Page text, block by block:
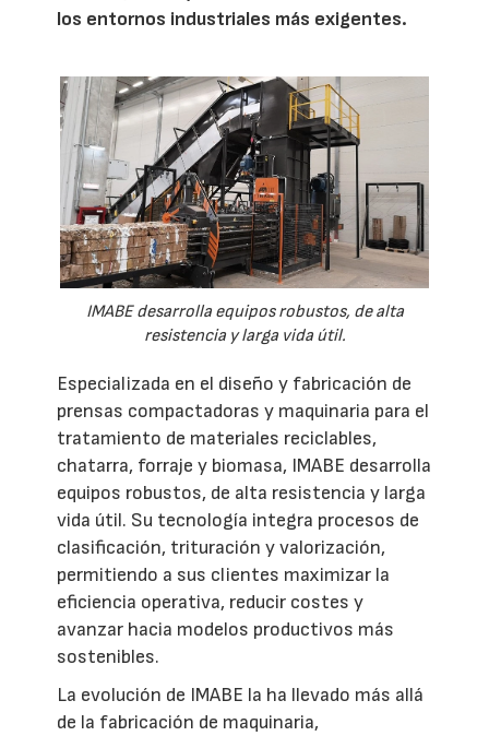
los entornos industriales más exigentes.
IMABE desarrolla equipos robustos, de alta
resistencia y larga vida útil.
Especializada en el diseño y fabricación de
prensas compactadoras y maquinaria para el
tratamiento de materiales reciclables,
chatarra, forraje y biomasa, IMABE desarrolla
equipos robustos, de alta resistencia y larga
vida útil. Su tecnología integra procesos de
clasificación, trituración y valorización,
permitiendo a sus clientes maximizar la
eficiencia operativa, reducir costes y
avanzar hacia modelos productivos más
sostenibles.
La evolución de IMABE la ha llevado más allá
de la fabricación de maquinaria,